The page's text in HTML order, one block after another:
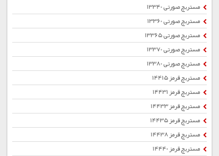
مستربچ صورتی 13340
مستربچ صورتی 13360
مستربچ صورتی 13365
مستربچ صورتی 13370
مستربچ صورتی 13380
مستربچ قرمز 14415
مستربچ قرمز 14431
مستربچ قرمز 14433
مستربچ قرمز 14435
مستربچ قرمز 14438
مستربچ قرمز 14440